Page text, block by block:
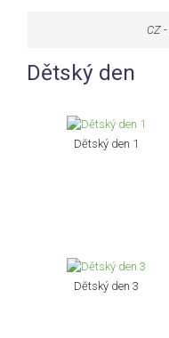
CZ-
Dětský den
Dětský den 1
Dětský den 3